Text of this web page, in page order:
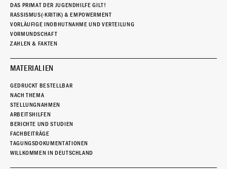
DAS PRIMAT DER JUGENDHILFE GILT!
RASSISMUS(-KRITIK) & EMPOWERMENT
VORLÄUFIGE INOBHUTNAHME UND VERTEILUNG
VORMUNDSCHAFT
ZAHLEN & FAKTEN
MATERIALIEN
GEDRUCKT BESTELLBAR
NACH THEMA
STELLUNGNAHMEN
ARBEITSHILFEN
BERICHTE UND STUDIEN
FACHBEITRÄGE
TAGUNGSDOKUMENTATIONEN
WILLKOMMEN IN DEUTSCHLAND